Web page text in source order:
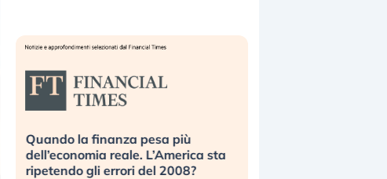
Quando la finanza pesa più
dell’economia reale. L’America sta
ripetendo gli errori del 2008?